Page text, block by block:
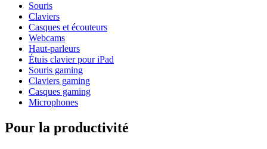
Souris
Claviers
Casques et écouteurs
Webcams
Haut-parleurs
Étuis clavier pour iPad
Souris gaming
Claviers gaming
Casques gaming
Microphones
Pour la productivité